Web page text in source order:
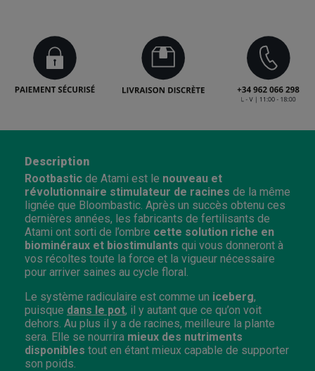
Description
Rootbastic de Atami est le nouveau et
révolutionnaire stimulateur de racines de la même
lignée que Bloombastic. Après un succès obtenu ces
dernières années, les fabricants de fertilisants de
Atami ont sorti de l’ombre cette solution riche en
biominéraux et biostimulants qui vous donneront à
vos récoltes toute la force et la vigueur nécessaire
pour arriver saines au cycle floral.
Le système radiculaire est comme un iceberg,
puisque dans le pot, il y autant que ce qu’on voit
dehors. Au plus il y a de racines, meilleure la plante
sera. Elle se nourrira mieux des nutriments
disponibles tout en étant mieux capable de supporter
son poids.